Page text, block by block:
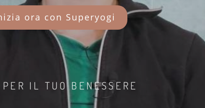
ora con Superyogi
IL TUO BENESSERE